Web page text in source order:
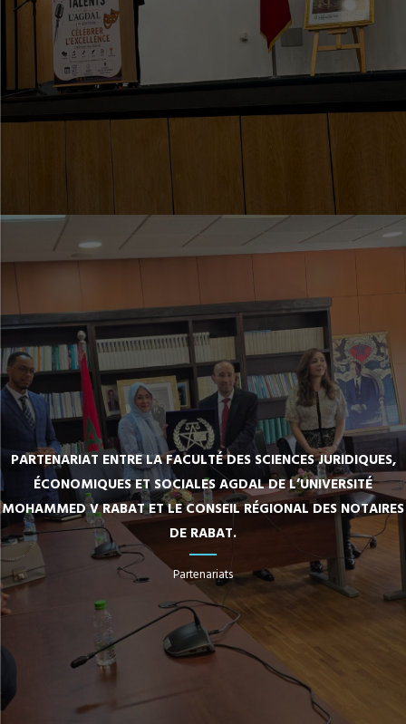
PARTENARIAT ENTRE LA FACULTÉ DES SCIENCES JURIDIQUES,
ÉCONOMIQUES ET SOCIALES AGDAL DE L’UNIVERSITÉ
MOHAMMED V RABAT ET LE CONSEIL RÉGIONAL DES NOTAIRES
DE RABAT.
Partenariats